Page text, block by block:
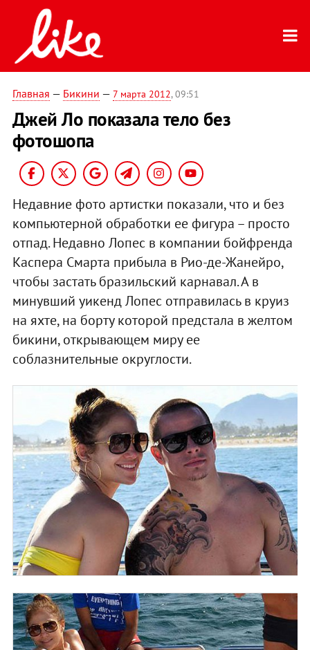
Главная — Бикини — 7 марта 2012, 09:51
Джей Ло показала тело без
фотошопа
Недавние фото артистки показали, что и без
компьютерной обработки ее фигура – просто
отпад. Недавно Лопес в компании бойфренда
Каспера Смарта прибыла в Рио-де-Жанейро,
чтобы застать бразильский карнавал. А в
минувший уикенд Лопес отправилась в круиз
на яхте, на борту которой предстала в желтом
бикини, открывающем миру ее
соблазнительные округлости.